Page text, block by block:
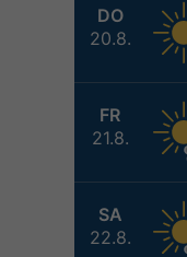
DO
20.8.
FR
21.8.
SA
22.8.